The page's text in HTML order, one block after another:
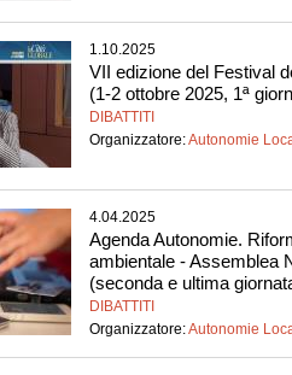
1.10.2025
VII edizione del Festival
(1-2 ottobre 2025, 1ª
DIBATTITI
Organizzatore:Autonomie
4.04.2025
Agenda Autonomie.
ambientale - Assemblea
(seconda e ultima
DIBATTITI
Organizzatore:Autonomie